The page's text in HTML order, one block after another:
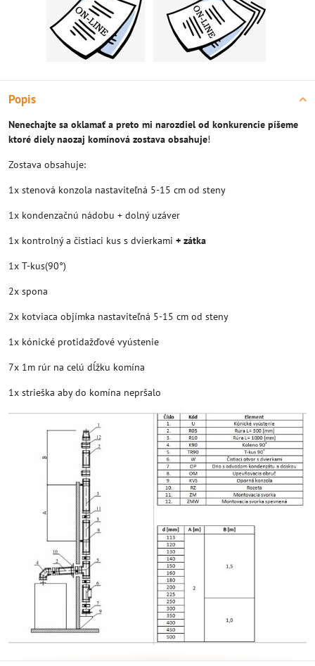
Popis
Nenechajte sa oklamať a preto mi narozdiel od konkurencie píšeme
ktoré diely naozaj komínová zostava obsahuje!
Zostava obsahuje:
1x stenová konzola nastaviteľná 5-15 cm od steny
1x kondenzačnú nádobu + dolný uzáver
1x kontrolný a čistiaci kus s dvierkami + zátka
1x T-kus(90°)
2x spona
2x kotviaca objímka nastaviteľná 5-15 cm od steny
1x kónické protidažďové vyústenie
7x 1m rúr na celú dĺžku komína
1x strieška aby do komína nepršalo